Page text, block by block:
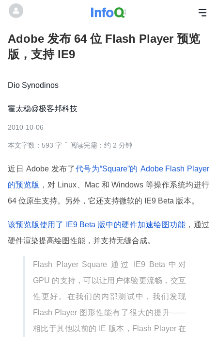
Adobe 发布 64 位 Flash Player 预览
版，支持 IE9
Dio Synodinos
霍太稳@极客邦科技
2010-10-06
本文字数：593 字 阅读完需：约 2 分钟
近日 Adobe 发布了代号为“Square”的 Adobe Flash Player
的预览版 ，对 Linux、Mac 和 Windows 等操作系统均进行
64 位原生支持。另外，它还支持微软的 IE9 Beta 版本。
该预览版使用了 IE9 Beta 版中的硬件加速绘图功能 ，通过
硬件渲染提高绘图性能，并支持无缝合成。
Flash Player Square 通过 IE9 Beta 中对
GPU 的支持，可以让用户体验更流畅，交互
性更好。在我们的内部测试中，我们发现
Flash Player 图形性能有了很大的提升——
相比于其他以前的 IE 版本，Flash Player 在